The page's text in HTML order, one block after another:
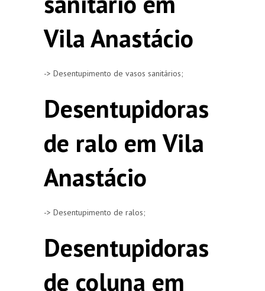
Vila Anastácio
-> Desentupimento de vasos sanitários;
Desentupidoras
de ralo em Vila
Anastácio
-> Desentupimento de ralos;
Desentupidoras
de coluna em